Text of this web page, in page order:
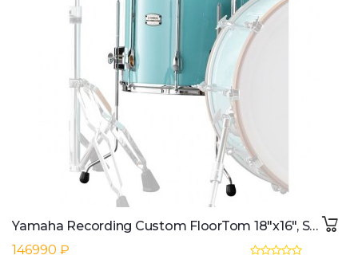
Yamaha Recording Custom FloorTom 18"x16", Surf Green
146990 ₽